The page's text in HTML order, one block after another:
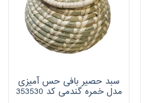
سبد حصیر بافی حس آمیزی
مدل خمره گندمی کد 353530